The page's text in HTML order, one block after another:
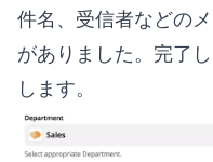
件名、受信者などの
がありました。完了
します。